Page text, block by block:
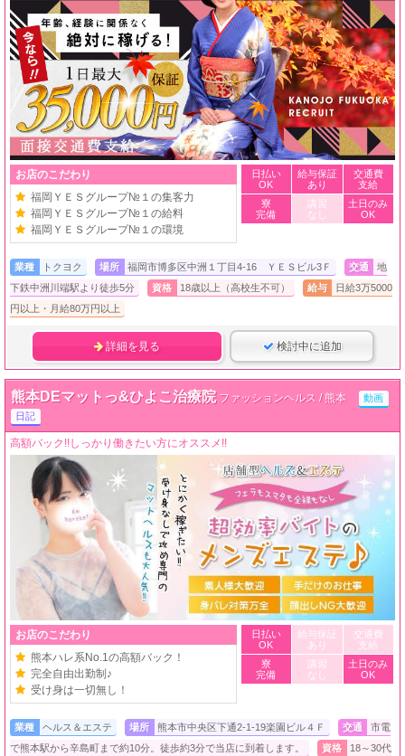
お店のこだわり
福岡ＹＥＳグループ№１の集客力
福岡ＹＥＳグループ№１の給料
福岡ＹＥＳグループ№１の環境
日払い
OK
給与保証
あり
交通費
支給
寮
完備
講習
なし
土日のみ
OK
業種 トクヨク 場所 福岡市博多区中洲１丁目4-16 ＹＥＳビル3Ｆ 交通
地
下鉄中洲川端駅より徒歩5分
資格 18歳以上（高校生不可） 給与
日給3万5000
円以上・月給80万円以上
詳細を見る 検討中に追加
熊本DEマットっ&ひよこ治療院 ファッションヘルス / 熊本
動画
日記
高額バック!!しっかり働きたい方にオススメ!!
お店のこだわり
熊本ハレ系No.1の高額バック！
完全自由出勤制♪
受け身は一切無し！
日払い
OK
給与保証
あり
交通費
支給
寮
完備
講習
なし
土日のみ
OK
業種 ヘルス＆エステ 場所 熊本市中央区下通2-1-19楽園ビル４Ｆ 交通
市電
で熊本駅から辛島町まで約10分。徒歩約3分で当店に到着します。
資格
18～30代